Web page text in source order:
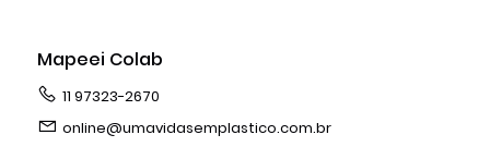
Mapeei Colab
11 97323-2670
online@umavidasemplastico.com.br